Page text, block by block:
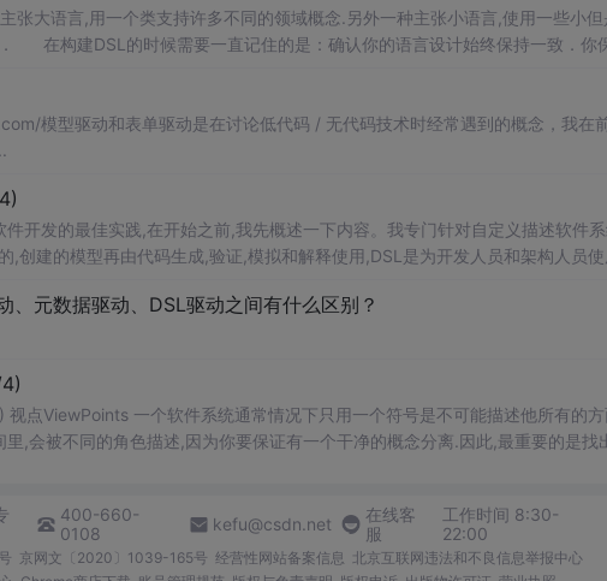
语言,用一个类支持许多不同的领域概念.另外一种主张小语言,使用一些小但
模型驱动和表单驱动是在讨论低代码 / 无代码技术时经常遇到的概念，我在
开发的最佳实践,在开始之前,我先概述一下内容。我专门针对自定义描述软件
,创建的模型再由代码生成,验证,模拟和解释使用,DSL是为开发人员和架构人员
元数据驱动、DSL驱动之间有什么区别？
,
,会被不同的角色描述,因为你要保证有一个干净的概念分离.因此,最重要的是找
400-660-
0108
kefu@csdn.net
在线客
服
工作时间 8:30-
22:00
京网文〔2020〕1039-165号 经营性网站备案信息 北京互联网违法和不良信息举报中心